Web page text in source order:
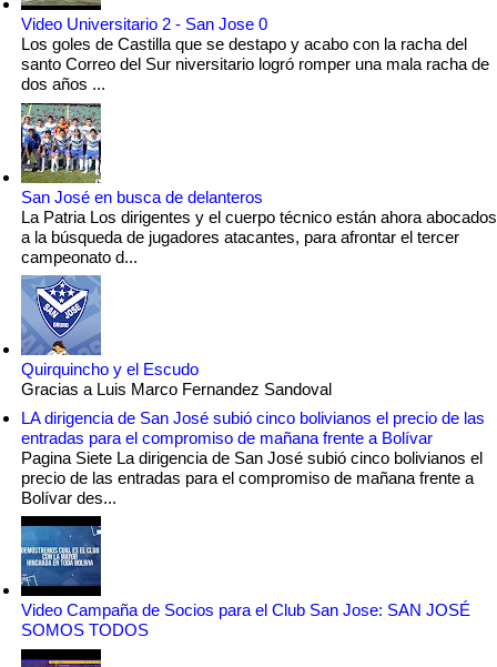
Video Universitario 2 - San Jose 0
Los goles de Castilla que se destapo y acabo con la racha del
santo Correo del Sur niversitario logró romper una mala racha de
dos años ...
San José en busca de delanteros
La Patria Los dirigentes y el cuerpo técnico están ahora abocados
a la búsqueda de jugadores atacantes, para afrontar el tercer
campeonato d...
Quirquincho y el Escudo
Gracias a Luis Marco Fernandez Sandoval
LA dirigencia de San José subió cinco bolivianos el precio de las
entradas para el compromiso de mañana frente a Bolívar
Pagina Siete La dirigencia de San José subió cinco bolivianos el
precio de las entradas para el compromiso de mañana frente a
Bolívar des...
Video Campaña de Socios para el Club San Jose: SAN JOSÉ
SOMOS TODOS